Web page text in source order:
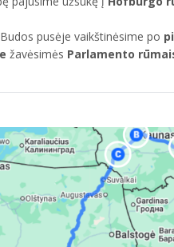
pusėje vaikštinėsime po
žavėsimės Parlamento